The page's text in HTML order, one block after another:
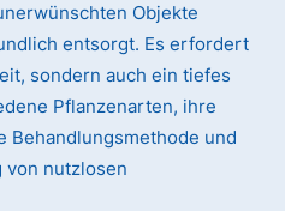
Objekte
entsorgt. Es erfordert
sondern auch ein tiefes
Pflanzenarten, ihre
Behandlungsmethode und
von nutzlosen